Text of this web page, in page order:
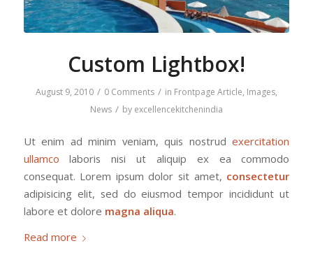
Custom Lightbox!
August 9, 2010 / 0 Comments / in Frontpage Article, Images,
News / by excellencekitchenindia
Ut enim ad minim veniam, quis nostrudexercitation
ullamco laboris nisi ut aliquip ex ea commodo
consequat. Lorem ipsum dolor sit amet, consectetur
adipisicing elit, sed do eiusmod tempor incididunt ut
labore et dolore magna aliqua.
Read more